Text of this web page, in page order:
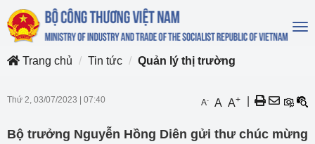
Trang chủ
Tin tức Quản lý thị trường
Thứ 2, 03/07/2023 07:40 A- A A+
Bộ trưởng Nguyễn Hồng Diên gửi thư chúc mừng